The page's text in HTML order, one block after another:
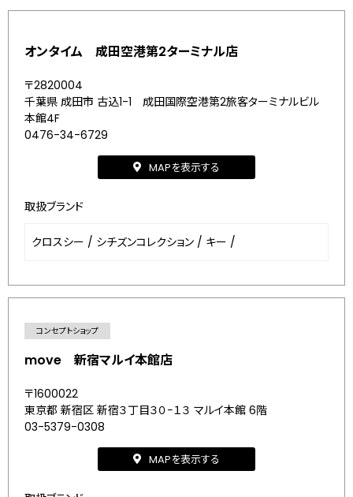
オンタイム 成田空港第2ターミナル店
〒2820004
千葉県 成田市 古込1-1 成田国際空港第2旅客ターミナルビル
本館4F
0476-34-6729
MAPを表示する
取扱ブランド
クロスシー / シチズンコレクション / キー /
コンセプトショップ
move 新宿マルイ本館店
〒1600022
東京都 新宿区 新宿３丁目３０−１３ マルイ本館 6階
03-5379-0308
MAPを表示する